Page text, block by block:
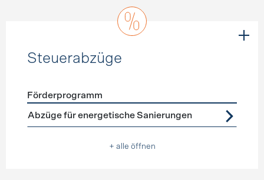
Steuerabzüge
Förderprogramme Steuerabzüge
Förderprogramm
Abzüge für energetische Sanierungen
+ alle öffnen